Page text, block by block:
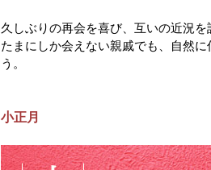
久しぶりの再会を喜び、互いの近況を
たまにしか会えない親戚でも、自然
う。
小正月